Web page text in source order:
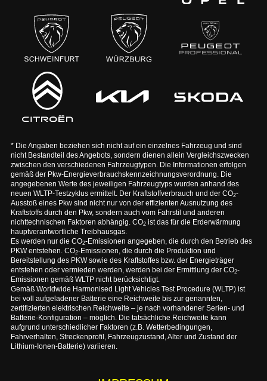
* Die Angaben beziehen sich nicht auf ein einzelnes Fahrzeug und sind
nicht Bestandteil des Angebots, sondern dienen allein Vergleichszwecken
zwischen den verschiedenen Fahrzeugtypen. Die Informationen erfolgen
gemäß der Pkw-Energieverbrauchskennzeichnungsverordnung. Die
angegebenen Werte des jeweiligen Fahrzeugtyps wurden anhand des
neuen WLTP-Testzyklus ermittelt. Der Kraftstoffverbrauch und der CO2-
Ausstoß eines Pkw sind nicht nur von der effizienten Ausnutzung des
Kraftstoffs durch den Pkw, sondern auch vom Fahrstil und anderen
nichttechnischen Faktoren abhängig. CO2ist das für die Erderwärmung
hauptverantwortliche Treibhausgas.
Es werden nur die CO2-Emissionen angegeben, die durch den Betrieb des
PKW entstehen. CO2-Emissionen, die durch die Produktion und
Bereitstellung des PKW sowie des Kraftstoffes bzw. der Energieträger
entstehen oder vermieden werden, werden bei der Ermittlung der CO2-
Emissionen gemäß WLTP nicht berücksichtigt.
Gemäß Worldwide Harmonised Light Vehicles Test Procedure (WLTP) ist
bei voll aufgeladener Batterie eine Reichweite bis zur genannten,
zertifizierten elektrischen Reichweite – je nach vorhandener Serien- und
Batterie-Konfiguration – möglich. Die tatsächliche Reichweite kann
aufgrund unterschiedlicher Faktoren (z.B. Wetterbedingungen,
Fahrverhalten, Streckenprofil, Fahrzeugzustand, Alter und Zustand der
Lithium-Ionen-Batterie) variieren.